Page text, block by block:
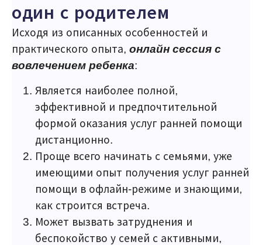
один с родителем
Исходя из описанных особенностей и
практического опыта, онлайн сессия с
вовлечением ребенка:
Является наиболее полной,
эффективной и предпочтительной
формой оказания услуг ранней помощи
дистанционно.
Проще всего начинать с семьями, уже
имеющими опыт получения услуг ранней
помощи в офлайн-режиме и знающими,
как строится встреча.
Может вызвать затруднения и
беспокойство у семей с активными,